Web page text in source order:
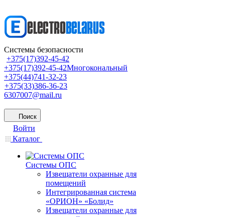
Системы безопасности
+375(17)392-45-42
+375(17)392-45-42Многокональный
+375(44)741-32-23
+375(33)386-36-23
6307007@mail.ru
Поиск
Войти
Каталог
Системы ОПС
Извещатели охранные для
помещений
Интегрированная система
«ОРИОН» «Болид»
Извещатели охранные для